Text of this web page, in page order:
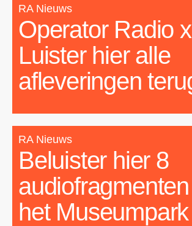
RA Nieuws
Operator Radio
Luister hier alle
afleveringen
RA Nieuws
Beluister hier 8
het Museumpark